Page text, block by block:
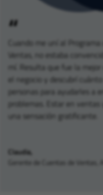
Cuando me uní al
Ventas, no estaba
mí. Resulta que fue la
el negocio y descubrí
personas para ayudarles a
problemas. Estar en
una sensación gratificante.
Claudia,
Gerente de Cuentas de Ventas,